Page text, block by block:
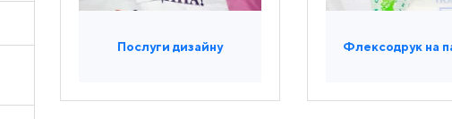
Послуги дизайну Флексодрук на